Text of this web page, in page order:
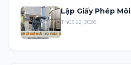
Lập Giấy Phép
Th05 22, 2026